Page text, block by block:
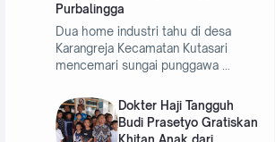
Purbalingga
Dua home industri tahu di desa
Karangreja Kecamatan Kutasari
mencemari sungai punggawa …
Dokter Haji Tangguh
Budi Prasetyo Gratiskan